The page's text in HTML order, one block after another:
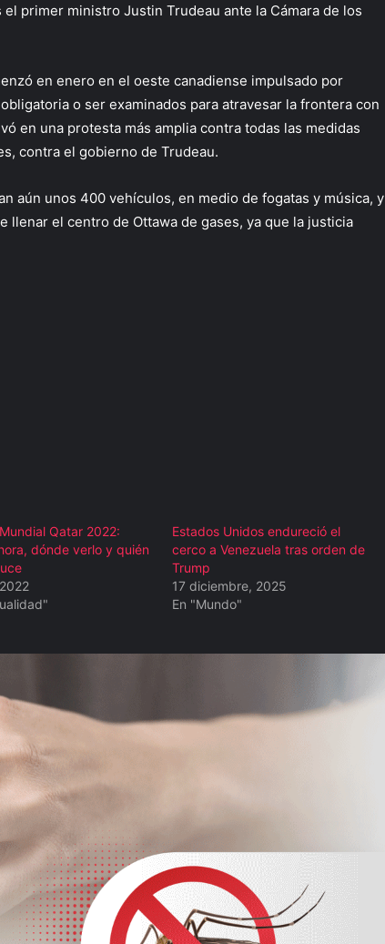
primer ministro Justin Trudeau ante la Cámara de los
en enero en el oeste canadiense impulsado por
o ser examinados para atravesar la frontera con
en una protesta más amplia contra todas las medidas
contra el gobierno de Trudeau.
aún unos 400 vehículos, en medio de fogatas y música, y
llenar el centro de Ottawa de gases, ya que la justicia
Qatar 2022:
dónde verlo y quién
Estados Unidos endureció el
cerco a Venezuela tras orden de
Trump
17 diciembre, 2025
En "Mundo"